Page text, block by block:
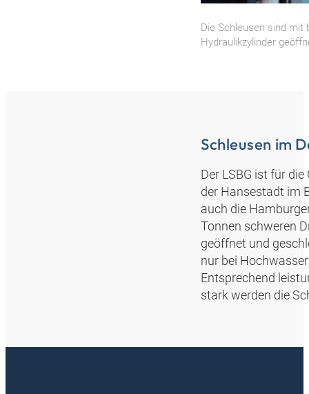
Die Schleusen sind mit
Hydraulikzylinder
Schleusen im
Der LSBG ist für
der Hansestadt im
auch die
Tonnen schweren
geöffnet und
nur bei
Entsprechend
stark werden die